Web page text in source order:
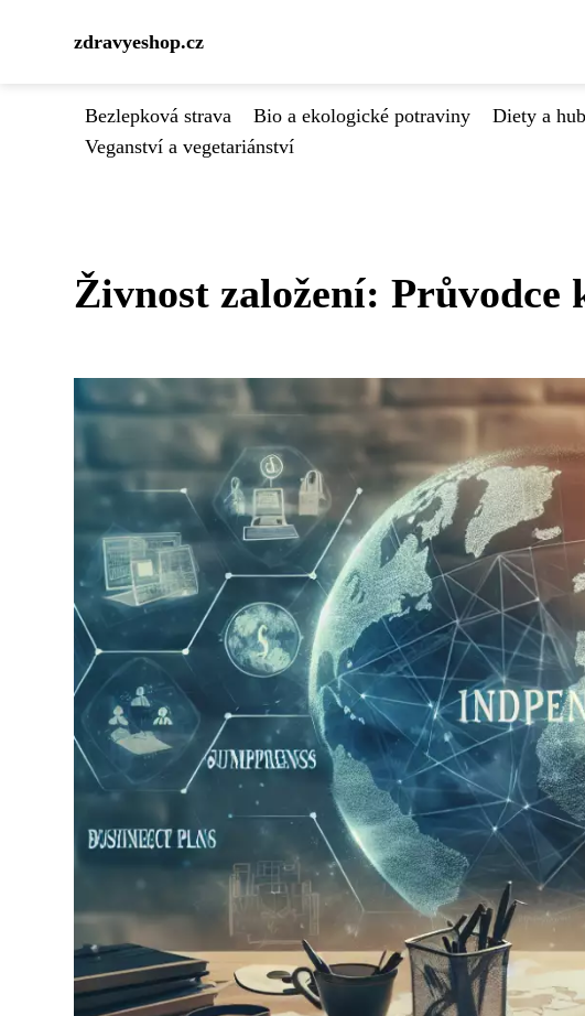
zdravyeshop.cz
Bezlepková strava Bio a ekologické potraviny Diety a
Veganství a vegetariánství
Živnost založení: Průvodce